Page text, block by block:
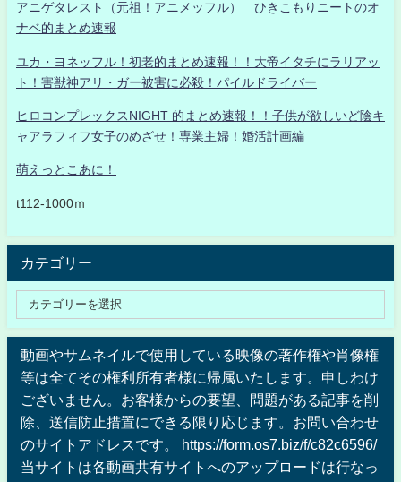
アニゲタレスト（元祖！アニメッフル） ひきこもりニートのオ
ナベ的まとめ速報
ユカ・ヨネッフル！初老的まとめ速報！！大帝イタチにラリアッ
ト！害獣神アリ・ガー被害に必殺！パイルドライバー
ヒロコンプレックスNIGHT 的まとめ速報！！子供が欲しいど陰キ
ャアラフィフ女子のめざせ！専業主婦！婚活計画編
萌えっとこあに！
t112-1000ｍ
カテゴリー
動画やサムネイルで使用している映像の著作権や肖像権
等は全てその権利所有者様に帰属いたします。申しわけ
ございません。お客様からの要望、問題がある記事を削
除、送信防止措置にできる限り応じます。お問い合わせ
のサイトアドレスです。 https://form.os7.biz/f/c82c6596/
当サイトは各動画共有サイトへのアップロードは行なっ